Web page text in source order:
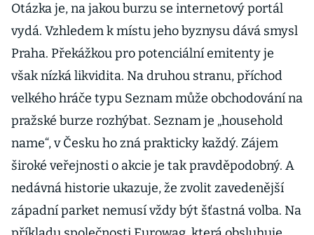
Otázka je, na jakou burzu se internetový portál
vydá. Vzhledem k místu jeho byznysu dává smysl
Praha. Překážkou pro potenciální emitenty je
však nízká likvidita. Na druhou stranu, příchod
velkého hráče typu Seznam může obchodování na
pražské burze rozhýbat. Seznam je „household
name“, v Česku ho zná prakticky každý. Zájem
široké veřejnosti o akcie je tak pravděpodobný. A
nedávná historie ukazuje, že zvolit zavedenější
západní parket nemusí vždy být šťastná volba. Na